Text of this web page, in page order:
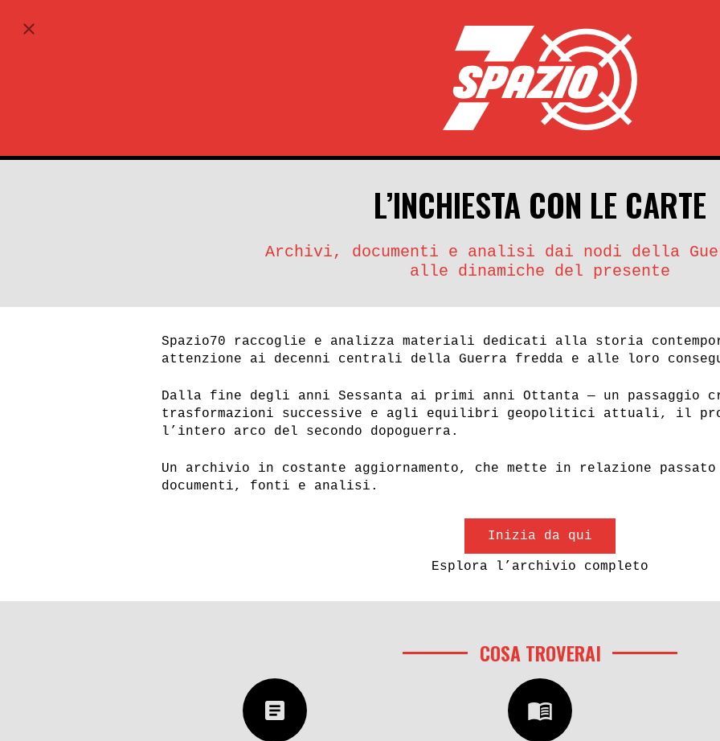
L’INCHIESTA CON LE CARTE
Archivi, documenti e analisi dai nodi della
alle dinamiche del presente
Spazio70 raccoglie e analizza materiali dedicati alla storia
attenzione ai decenni centrali della Guerra fredda e alle loro
Dalla fine degli anni Sessanta ai primi anni Ottanta — un passaggio
trasformazioni successive e agli equilibri geopolitici attuali, il
l’intero arco del secondo dopoguerra.
Un archivio in costante aggiornamento, che mette in relazione
documenti, fonti e analisi.
Inizia da qui
Esplora l’archivio completo
COSA TROVERAI
article menu_book